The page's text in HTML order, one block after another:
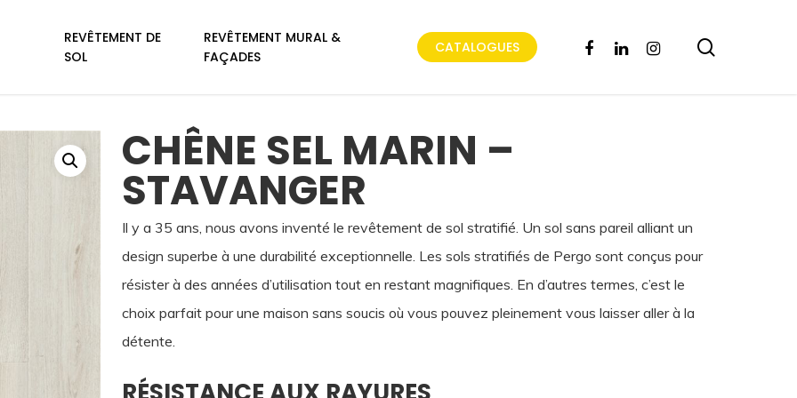
REVÊTEMENT DE
SOL
REVÊTEMENT MURAL &
FAÇADES
CATALOGUES FACEBOOKLINKEDININSTAGRAM
CHÊNE SEL MARIN –
STAVANGER
Il y a 35 ans, nous avons inventé le revêtement de sol stratifié. Un sol sans pareil alliant un
design superbe à une durabilité exceptionnelle. Les sols stratifiés de Pergo sont conçus pour
résister à des années d’utilisation tout en restant magnifiques. En d’autres termes, c’est le
choix parfait pour une maison sans soucis où vous pouvez pleinement vous laisser aller à la
détente.